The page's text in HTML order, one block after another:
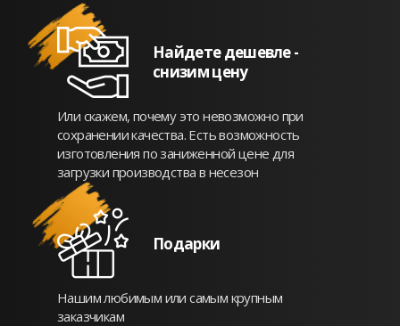
Найдете дешевле -
снизим цену
Или скажем, почему это невозможно при
сохранении качества. Есть возможность
изготовления по заниженной цене для
загрузки производства в несезон
Подарки
Нашим любимым или самым крупным
заказчикам